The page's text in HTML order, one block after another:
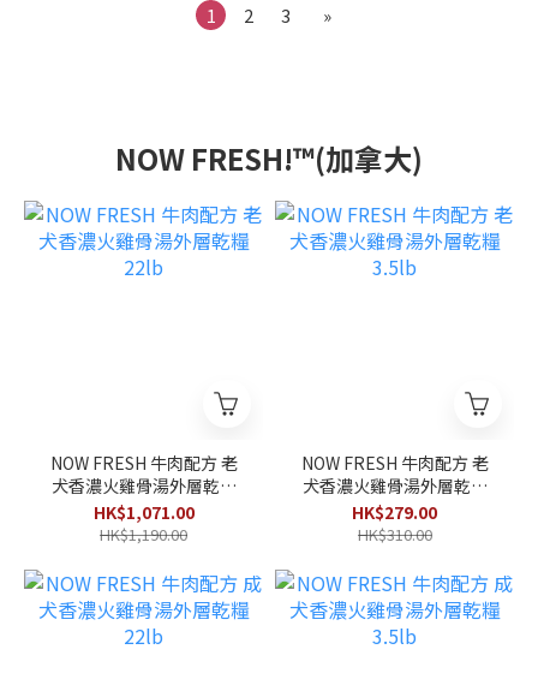
1 2 3 »
NOW FRESH!™(加拿大)
NOW FRESH 牛肉配方 老
犬香濃火雞骨湯外層乾糧
22lb
HK$1,071.00
HK$1,190.00
NOW FRESH 牛肉配方 老
犬香濃火雞骨湯外層乾糧
3.5lb
HK$279.00
HK$310.00